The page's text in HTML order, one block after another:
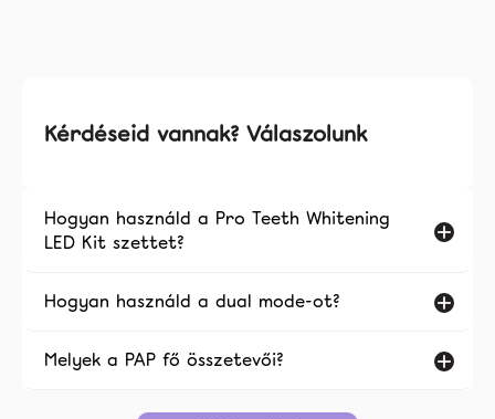
Kérdéseid vannak? Válaszolunk
Hogyan használd a Pro Teeth Whitening
LED Kit szettet?
Hogyan használd a dual mode-ot?
Melyek a PAP fő összetevői?